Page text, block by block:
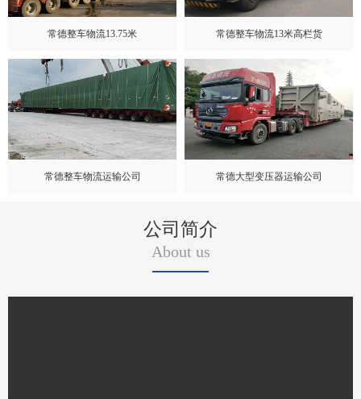
常德整车物流13.75米 常德整车物流13米高栏货
常德整车物流运输公司 常德大型变压器运输公司
公司简介
About us